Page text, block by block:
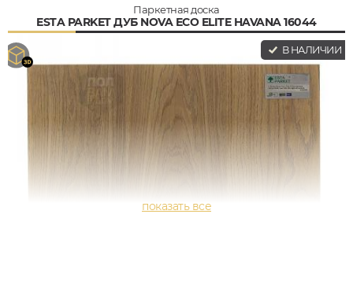
Паркетная доска
ESTA PARKET ДУБ NOVA ECO ELITE HAVANA 16044
В НАЛИЧИИ